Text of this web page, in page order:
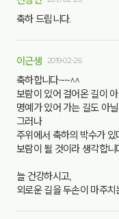
축하 드립니다.
이근생 2019-02-26
축하합니다~~^^
보람이 있어 걸어온 길이
명예가 있어 가는 길도 아
그러나
주위에서 축하의 박수가
보람이 될 것이라 생각합니
늘 건강하시고,
외로운 길을 두손이 마주